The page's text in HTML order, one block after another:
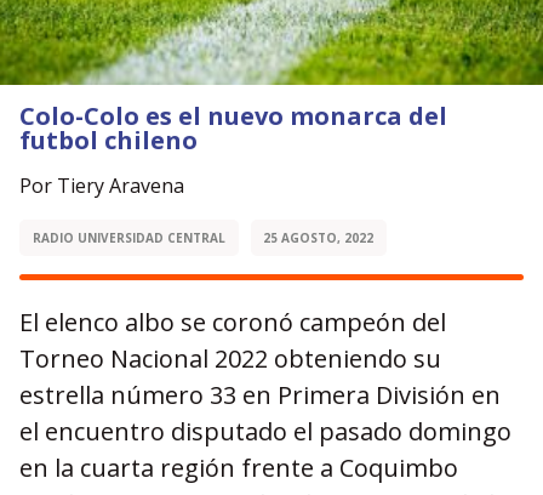
Colo-Colo es el nuevo monarca del
futbol chileno
Por Tiery Aravena
RADIO UNIVERSIDAD CENTRAL 25 AGOSTO, 2022
El elenco albo se coronó campeón del
Torneo Nacional 2022 obteniendo su
estrella número 33 en Primera División en
el encuentro disputado el pasado domingo
en la cuarta región frente a Coquimbo